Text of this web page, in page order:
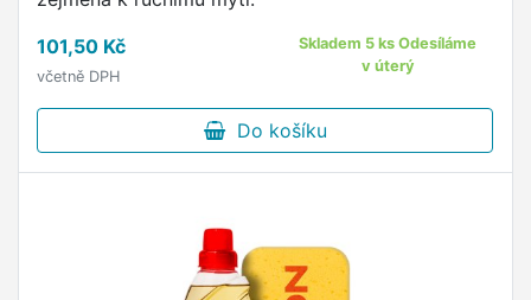
101,50 Kč
včetně DPH
Skladem 5 ks Odesíláme
v úterý
Do košíku